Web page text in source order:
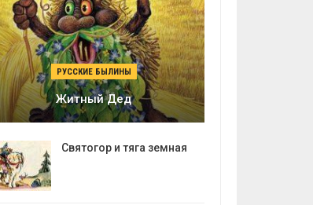
РУССКИЕ БЫЛИНЫ
Житный Дед
Святогор и тяга земная